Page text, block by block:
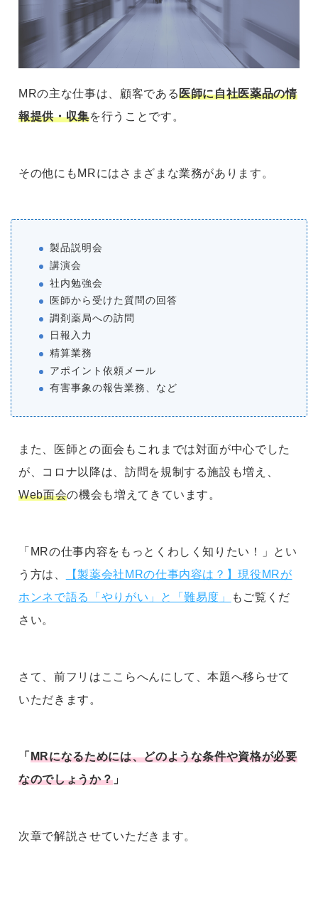
MRの主な仕事は、顧客である医師に自社医薬品の情
報提供・収集を行うことです。
その他にもMRにはさまざまな業務があります。
製品説明会
講演会
社内勉強会
医師から受けた質問の回答
調剤薬局への訪問
日報入力
精算業務
アポイント依頼メール
有害事象の報告業務、など
また、医師との面会もこれまでは対面が中心でした
が、コロナ以降は、訪問を規制する施設も増え、
Web面会の機会も増えてきています。
「MRの仕事内容をもっとくわしく知りたい！」とい
う方は、
【製薬会社MRの仕事内容は？】現役MRが
ホンネで語る「やりがい」と「難易度」
もご覧くだ
さい。
さて、前フリはここらへんにして、本題へ移らせて
いただきます。
「 MRになるためには、どのような条件や資格が必要
なのでしょうか？ 」
次章で解説させていただきます。